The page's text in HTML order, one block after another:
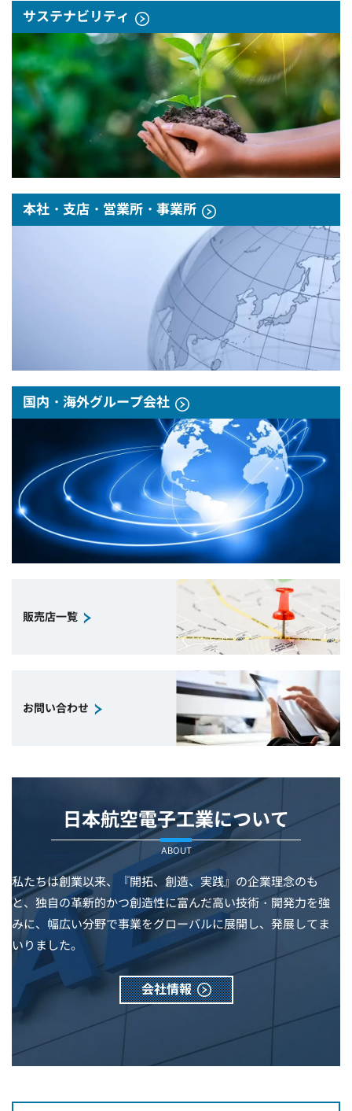
サステナビリティ
本社・支店・営業所・事業所
国内・海外グループ会社
販売店一覧
お問い合わせ
日本航空電子工業について
ABOUT
私たちは創業以来、『開拓、創造、実践』の企業理念のも
と、独自の革新的かつ創造性に富んだ高い技術・開発力を強
みに、幅広い分野で事業をグローバルに展開し、発展してま
いりました。
会社情報